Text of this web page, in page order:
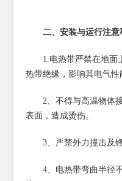
二、安装与运行注意
1.电热带严禁在地面
热带绝缘，影响其电气性
2、不得与高温物体接
表面，造成烫伤。
3、严禁外力撞击及锋
4、电热带弯曲半径不